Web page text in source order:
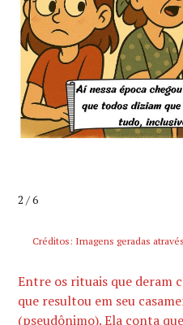
2 / 6
Créditos: Imagens geradas
Entre os rituais que deram
que resultou em seu
(pseudônimo). Ela conta